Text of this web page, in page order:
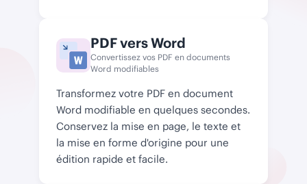
PDF vers Word
Convertissez vos PDF en documents
Word modifiables
Transformez votre PDF en document
Word modifiable en quelques secondes.
Conservez la mise en page, le texte et
la mise en forme d'origine pour une
édition rapide et facile.